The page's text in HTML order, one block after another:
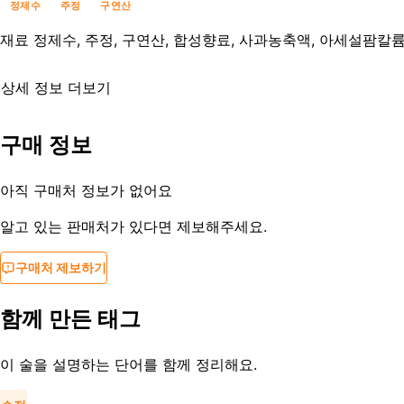
정제수 주정 구연산
재료 정제수, 주정, 구연산, 합성향료, 사과농축액, 아세설팜칼
상세 정보 더보기
등록일
구매 정보
아직 구매처 정보가 없어요
알고 있는 판매처가 있다면 제보해주세요.
구매처 제보하기
함께 만든 태그
이 술을 설명하는 단어를 함께 정리해요.